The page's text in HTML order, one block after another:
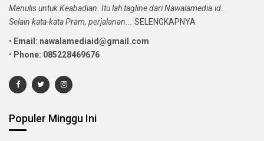
Menulis untuk Keabadian. Itu lah tagline dari Nawalamedia.id.
Selain kata-kata Pram, perjalanan...
SELENGKAPNYA
• Email: nawalamediaid@gmail.com
• Phone: 085228469676
Populer Minggu Ini